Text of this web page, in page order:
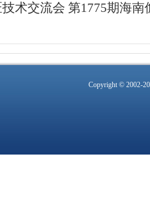
术交流会 第1775期海南
Copyright © 2002-